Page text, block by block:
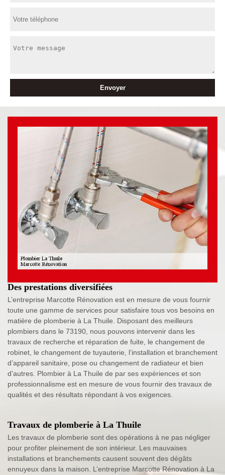
Des prestations diversifiées
L’entreprise Marcotte Rénovation est en mesure de vous fournir
toute une gamme de services pour satisfaire tous vos besoins en
matière de plomberie à La Thuile. Disposant des meilleurs
plombiers dans le 73190, nous pouvons intervenir dans les
travaux de recherche et réparation de fuite, le changement de
robinet, le changement de tuyauterie, l’installation et branchement
d’appareil sanitaire, pose ou changement de radiateur et bien
d’autres. Plombier à La Thuile de par ses expériences et son
professionnalisme est en mesure de vous fournir des travaux de
qualités et des résultats répondant à vos exigences.
Travaux de plomberie à La Thuile
Les travaux de plomberie sont des opérations à ne pas négliger
pour profiter pleinement de son intérieur. Les mauvaises
installations et branchements causent souvent des dégâts
ennuyeux dans la maison. L’entreprise Marcotte Rénovation à La